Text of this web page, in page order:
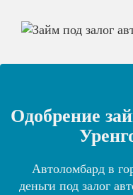
Одобрение
Автоломбард в
деньги под залог